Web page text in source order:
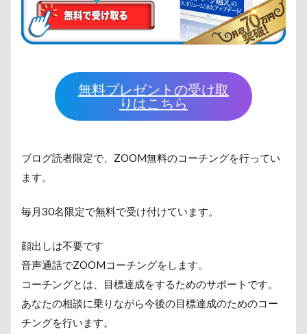
無料プレゼントの受け取
りはこちら
ブログ読者限定で、ZOOM無料のコーチングを行ってい
ます。
毎月30名限定で無料で受け付けています。
顔出しは不要です
音声通話でZOOMコーチングをします。
コーチングとは、目標達成をするためのサポートです。
あなたの相談に乗りながら今後の目標達成のためのコー
チングを行います。